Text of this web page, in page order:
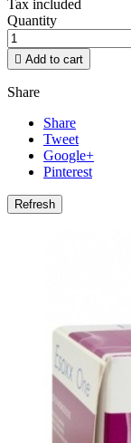
Tax included
Quantity
 Add to cart
Share
Share
Tweet
Google+
Pinterest